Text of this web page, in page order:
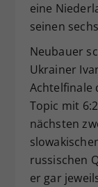
eine
seinen
Neubauer
Ukrainer
Achtelfinale
Topic mit
nächsten
russischen
er gar